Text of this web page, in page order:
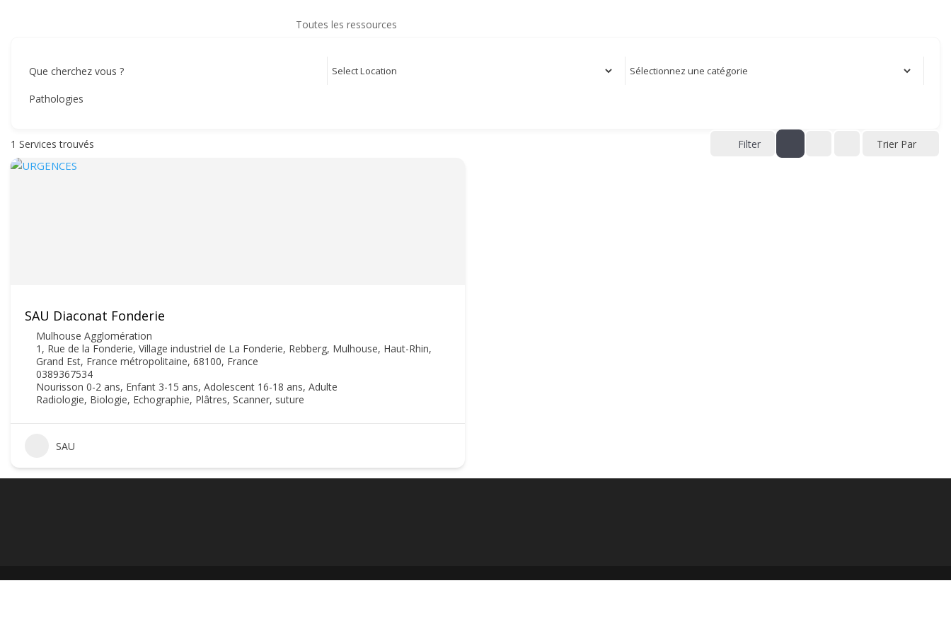
Toutes les ressources
Que cherchez vous ?
Pathologies
1 Services trouvés Filter Trier Par
SAU Diaconat Fonderie
Mulhouse Agglomération
1, Rue de la Fonderie, Village industriel de La Fonderie, Rebberg, Mulhouse, Haut-Rhin,
Grand Est, France métropolitaine, 68100, France
0389367534
Nourisson 0-2 ans, Enfant 3-15 ans, Adolescent 16-18 ans, Adulte
Radiologie, Biologie, Echographie, Plâtres, Scanner, suture
SAU